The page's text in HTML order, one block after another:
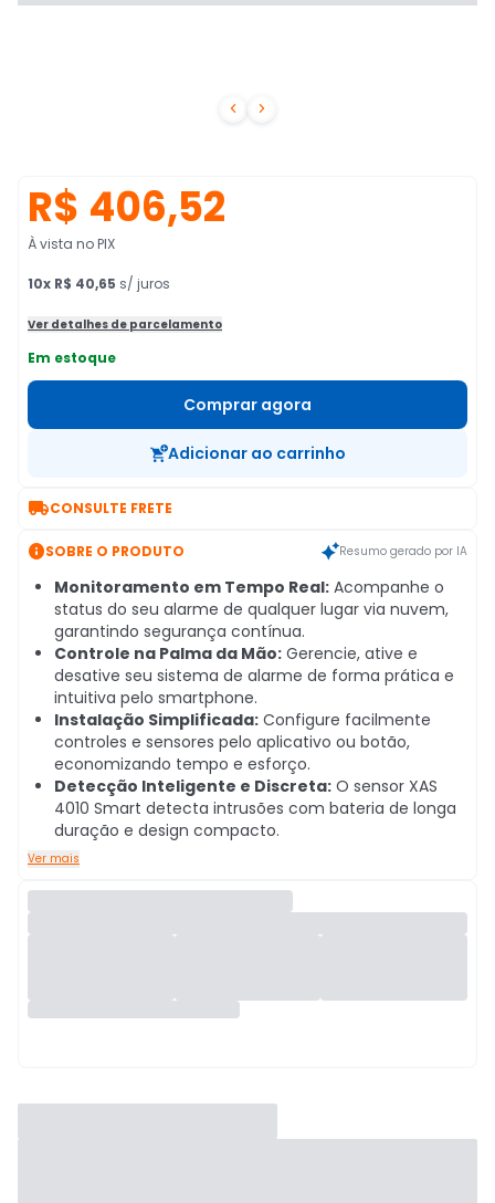
 
R$ 406,52
À vista no PIX
10x R$ 40,65 s/ juros
Ver detalhes de parcelamento
Em estoque
Comprar agora
Adicionar ao carrinho
CONSULTE FRETE
SOBRE O PRODUTO Resumo gerado por IA
Monitoramento em Tempo Real: Acompanhe o
status do seu alarme de qualquer lugar via nuvem,
garantindo segurança contínua.
Controle na Palma da Mão: Gerencie, ative e
desative seu sistema de alarme de forma prática e
intuitiva pelo smartphone.
Instalação Simplificada: Configure facilmente
controles e sensores pelo aplicativo ou botão,
economizando tempo e esforço.
Detecção Inteligente e Discreta: O sensor XAS
4010 Smart detecta intrusões com bateria de longa
duração e design compacto.
Ver mais